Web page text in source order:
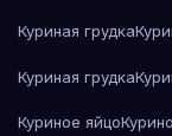
Куриная грудка
Куриная грудка
Куриное яйцо